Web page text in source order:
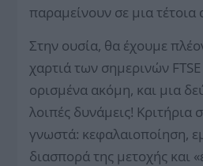
παραμείνουν σε μια τέτοια
Στην ουσία, θα έχουμε
χαρτιά των σημερινών
ορισμένα ακόμη, και μια
λοιπές δυνάμεις! Κριτήρια
γνωστά: κεφαλαιοποίηση,
διασπορά της μετοχής και